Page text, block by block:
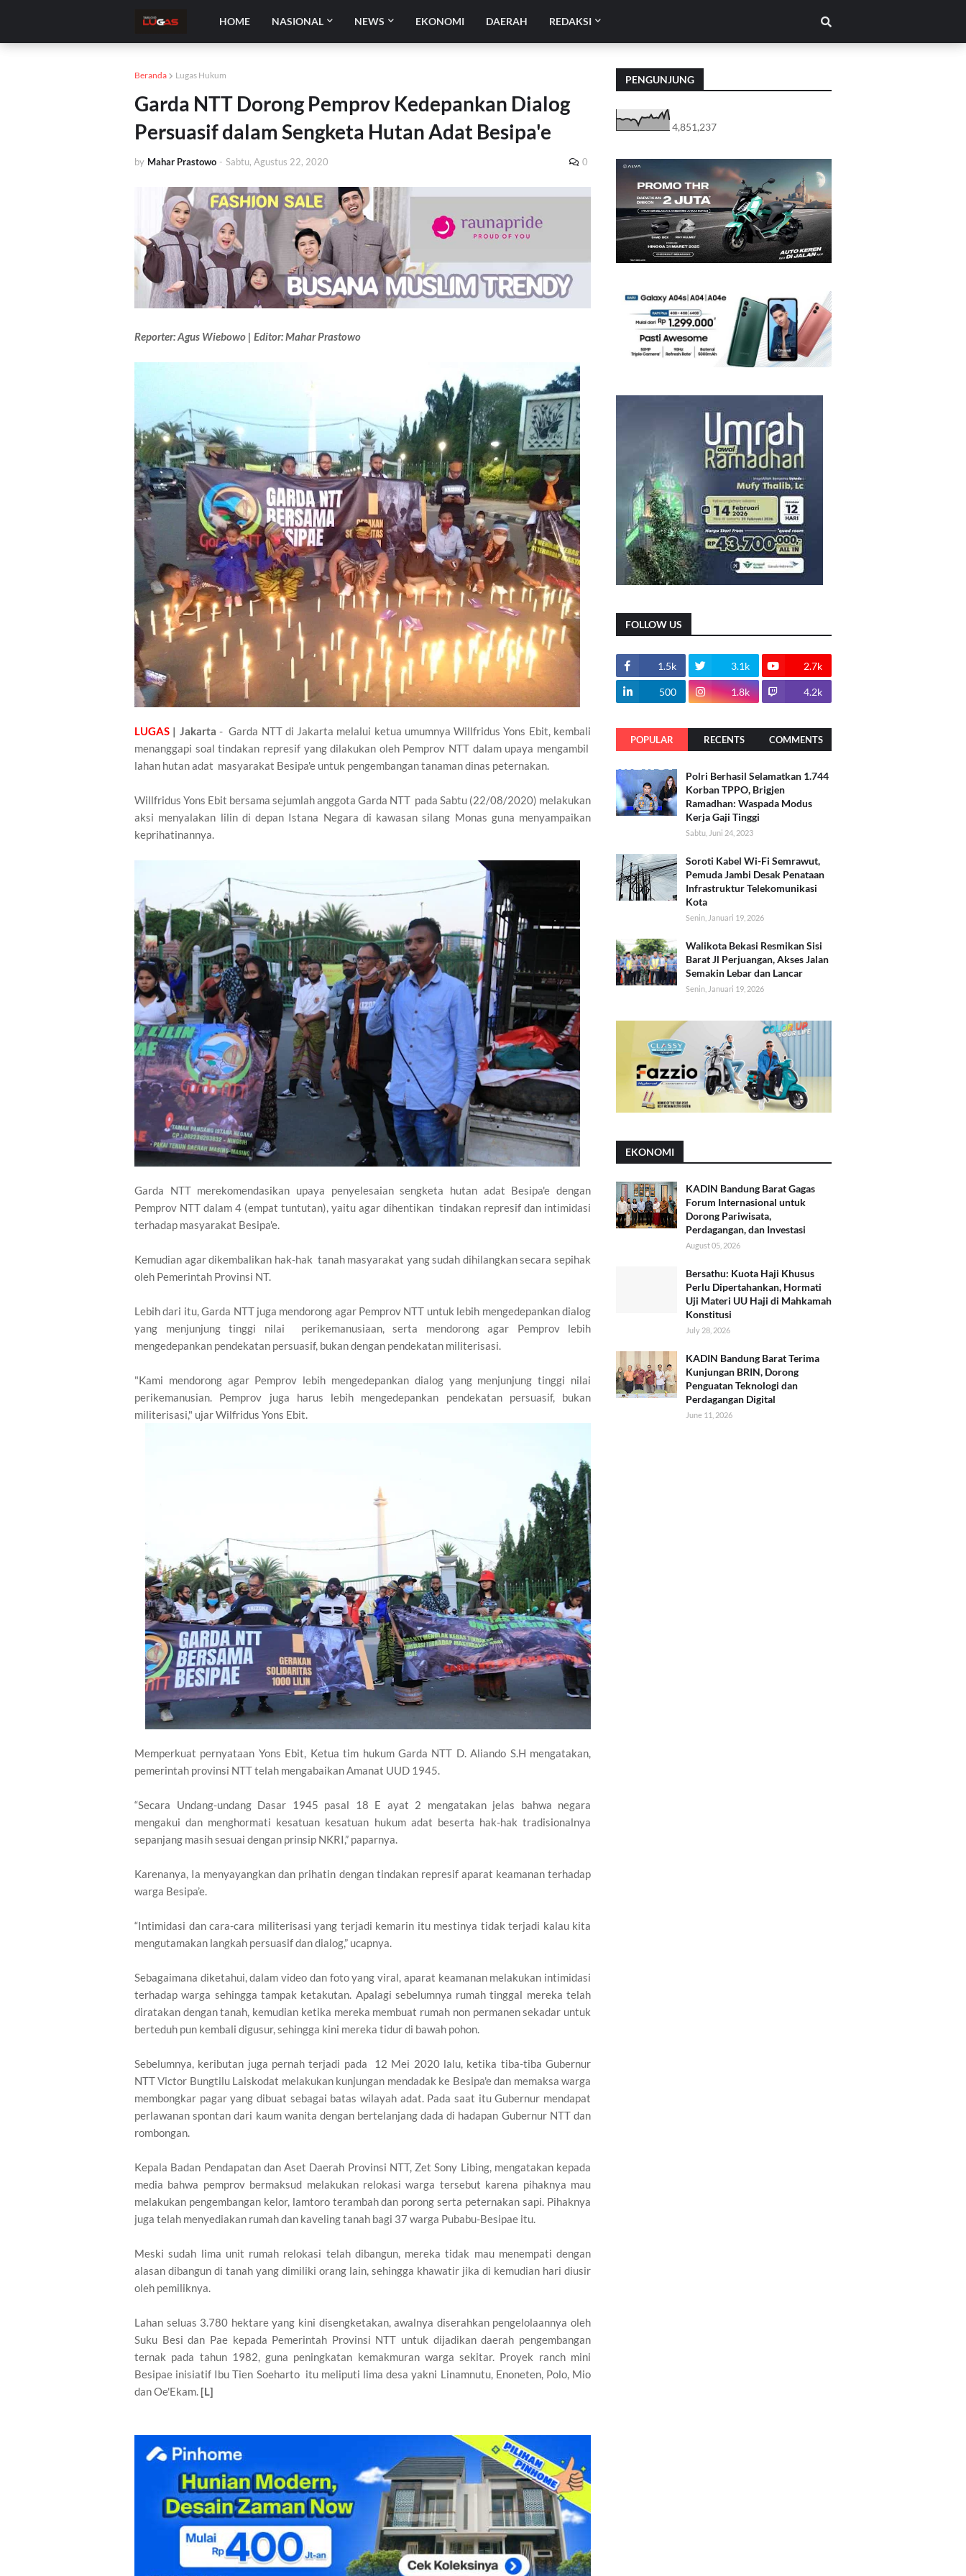
HOME NASIONAL NEWS EKONOMI DAERAH REDAKSI
Beranda Lugas Hukum
Garda NTT Dorong Pemprov Kedepankan Dialog
Persuasif dalam Sengketa Hutan Adat Besipa'e
by Mahar Prastowo - Sabtu, Agustus 22, 2020 0
Reporter: Agus Wiebowo | Editor: Mahar Prastowo
LUGAS | Jakarta - Garda NTT di Jakarta melalui ketua umumnya Willfridus Yons Ebit, kembali
menanggapi soal tindakan represif yang dilakukan oleh Pemprov NTT dalam upaya mengambil
lahan hutan adat masyarakat Besipa'e untuk pengembangan tanaman dinas peternakan.
Willfridus Yons Ebit bersama sejumlah anggota Garda NTT pada Sabtu (22/08/2020) melakukan
aksi menyalakan lilin di depan Istana Negara di kawasan silang Monas guna menyampaikan
keprihatinannya.
Garda NTT merekomendasikan upaya penyelesaian sengketa hutan adat Besipa'e dengan
Pemprov NTT dalam 4 (empat tuntutan), yaitu agar dihentikan tindakan represif dan intimidasi
terhadap masyarakat Besipa'e.
Kemudian agar dikembalikan hak-hak tanah masyarakat yang sudah dihilangkan secara sepihak
oleh Pemerintah Provinsi NT.
Lebih dari itu, Garda NTT juga mendorong agar Pemprov NTT untuk lebih mengedepankan dialog
yang menjunjung tinggi nilai perikemanusiaan, serta mendorong agar Pemprov lebih
mengedepankan pendekatan persuasif, bukan dengan pendekatan militerisasi.
"Kami mendorong agar Pemprov lebih mengedepankan dialog yang menjunjung tinggi nilai
perikemanusian. Pemprov juga harus lebih mengedepankan pendekatan persuasif, bukan
militerisasi," ujar Wilfridus Yons Ebit.
Memperkuat pernyataan Yons Ebit, Ketua tim hukum Garda NTT D. Aliando S.H mengatakan,
pemerintah provinsi NTT telah mengabaikan Amanat UUD 1945.
“Secara Undang-undang Dasar 1945 pasal 18 E ayat 2 mengatakan jelas bahwa negara
mengakui dan menghormati kesatuan kesatuan hukum adat beserta hak-hak tradisionalnya
sepanjang masih sesuai dengan prinsip NKRI,” paparnya.
Karenanya, Ia menyayangkan dan prihatin dengan tindakan represif aparat keamanan terhadap
warga Besipa’e.
“Intimidasi dan cara-cara militerisasi yang terjadi kemarin itu mestinya tidak terjadi kalau kita
mengutamakan langkah persuasif dan dialog,” ucapnya.
Sebagaimana diketahui, dalam video dan foto yang viral, aparat keamanan melakukan intimidasi
terhadap warga sehingga tampak ketakutan. Apalagi sebelumnya rumah tinggal mereka telah
diratakan dengan tanah, kemudian ketika mereka membuat rumah non permanen sekadar untuk
berteduh pun kembali digusur, sehingga kini mereka tidur di bawah pohon.
Sebelumnya, keributan juga pernah terjadi pada 12 Mei 2020 lalu, ketika tiba-tiba Gubernur
NTT Victor Bungtilu Laiskodat melakukan kunjungan mendadak ke Besipa'e dan memaksa warga
membongkar pagar yang dibuat sebagai batas wilayah adat. Pada saat itu Gubernur mendapat
perlawanan spontan dari kaum wanita dengan bertelanjang dada di hadapan Gubernur NTT dan
rombongan.
Kepala Badan Pendapatan dan Aset Daerah Provinsi NTT, Zet Sony Libing, mengatakan kepada
media bahwa pemprov bermaksud melakukan relokasi warga tersebut karena pihaknya mau
melakukan pengembangan kelor, lamtoro terambah dan porong serta peternakan sapi. Pihaknya
juga telah menyediakan rumah dan kaveling tanah bagi 37 warga Pubabu-Besipae itu.
Meski sudah lima unit rumah relokasi telah dibangun, mereka tidak mau menempati dengan
alasan dibangun di tanah yang dimiliki orang lain, sehingga khawatir jika di kemudian hari diusir
oleh pemiliknya.
Lahan seluas 3.780 hektare yang kini disengketakan, awalnya diserahkan pengelolaannya oleh
Suku Besi dan Pae kepada Pemerintah Provinsi NTT untuk dijadikan daerah pengembangan
ternak pada tahun 1982, guna peningkatan kemakmuran warga sekitar. Proyek ranch mini
Besipae inisiatif Ibu Tien Soeharto itu meliputi lima desa yakni Linamnutu, Enoneten, Polo, Mio
dan Oe'Ekam. [L]
PENGUNJUNG
4,851,237
FOLLOW US
1.5k 3.1k 2.7k
500 1.8k 4.2k
POPULAR RECENTS COMMENTS
Polri Berhasil Selamatkan 1.744
Korban TPPO, Brigjen
Ramadhan: Waspada Modus
Kerja Gaji Tinggi
Sabtu, Juni 24, 2023
Soroti Kabel Wi-Fi Semrawut,
Pemuda Jambi Desak Penataan
Infrastruktur Telekomunikasi
Kota
Senin, Januari 19, 2026
Walikota Bekasi Resmikan Sisi
Barat Jl Perjuangan, Akses Jalan
Semakin Lebar dan Lancar
Senin, Januari 19, 2026
EKONOMI
KADIN Bandung Barat Gagas
Forum Internasional untuk
Dorong Pariwisata,
Perdagangan, dan Investasi
August 05, 2026
Bersathu: Kuota Haji Khusus
Perlu Dipertahankan, Hormati
Uji Materi UU Haji di Mahkamah
Konstitusi
July 28, 2026
KADIN Bandung Barat Terima
Kunjungan BRIN, Dorong
Penguatan Teknologi dan
Perdagangan Digital
June 11, 2026